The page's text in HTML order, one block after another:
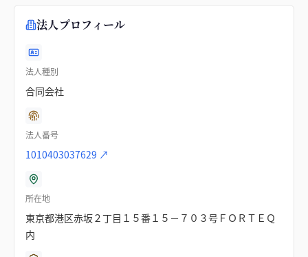
法人プロフィール
法人種別
合同会社
法人番号
1010403037629 ↗
所在地
東京都港区赤坂２丁目１５番１５－７０３号ＦＯＲＴＥＱ
内